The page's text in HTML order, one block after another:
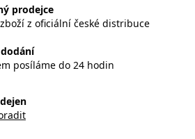
prodejce
z oficiální české distribuce
posíláme do 24 hodin